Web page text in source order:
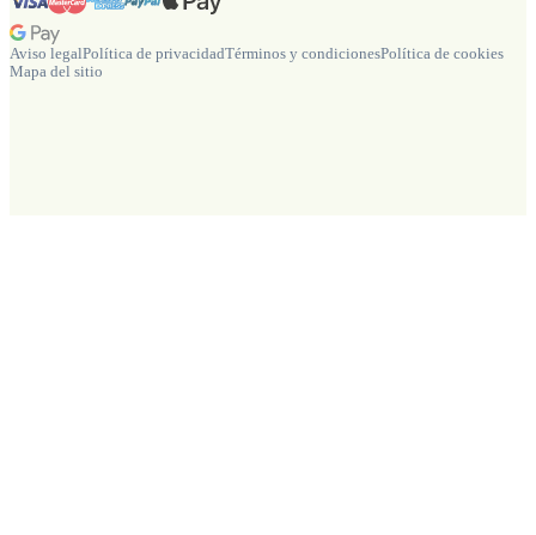
Aviso legalPolítica de privacidadTérminos y condicionesPolítica de cookies
Mapa del sitio